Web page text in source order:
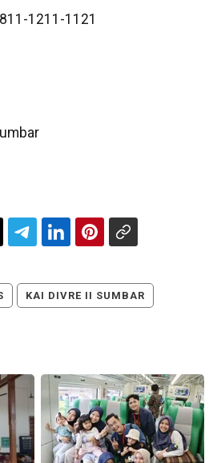
1211-1121
KAI DIVRE II SUMBAR